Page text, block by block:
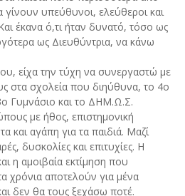
υπεύθυνοι, ελεύθεροι και
έκανα ό,τι ήταν δυνατό, τόσο ως
ως Διευθύντρια, να κάνω
είχα την τύχη να συνεργαστώ με
στα σχολεία που διηύθυνα, το 4ο
Γυμνάσιο και το ΔΗΜ.Ω.Σ.
με ήθος, επιστημονική
και αγάπη για τα παιδιά. Μαζί
δυσκολίες και επιτυχίες. Η
η αμοιβαία εκτίμηση που
χρόνια αποτελούν για μένα
δεν θα τους ξεχάσω ποτέ.